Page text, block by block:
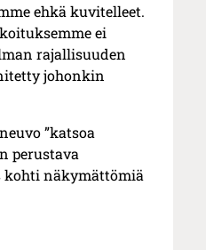
ehkä kuvitelleet.
ei
rajallisuuden
johonkin
”katsoa
perustava
kohti näkymättömiä